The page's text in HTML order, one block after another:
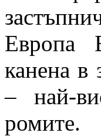
Европа
канена в
– най-
ромите.